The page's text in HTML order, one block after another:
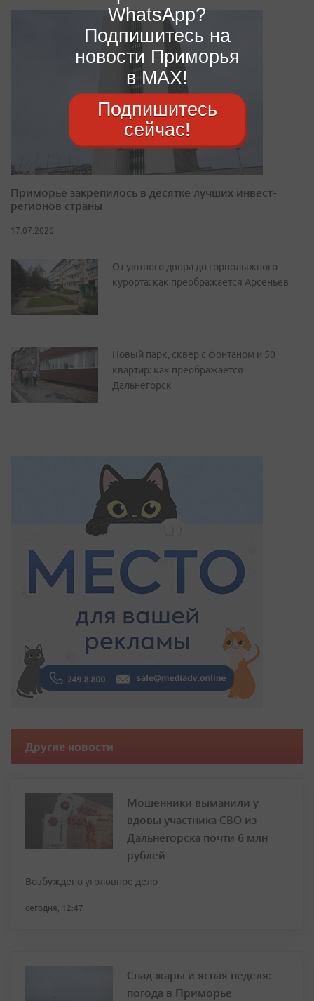
Приморье закрепилось в десятке лучших инвест-
регионов страны
17.07.2026
От уютного двора до горнолыжного
курорта: как преображается Арсеньев
Новый парк, сквер с фонтаном и 50
квартир: как преображается
Дальнегорск
Другие новости
Мошенники выманили у
вдовы участника СВО из
Дальнегорска почти 6 млн
рублей
Возбуждено уголовное дело
сегодня, 12:47
Спад жары и ясная неделя:
погода в Приморье
WhatsApp?
Подпишитесь на
новости Приморья
в MAX!
Подпишитесь
сейчас!